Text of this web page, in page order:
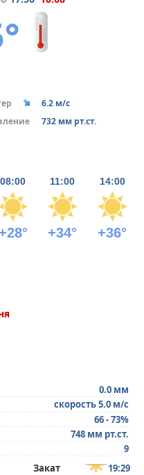
6.2 м/с
732 мм рт.ст.
08:00 11:00 14:00
+34° +36°
0.0 мм
скорость 5.0 м/с
66 - 73%
748 мм рт.ст.
9
Закат 19:29